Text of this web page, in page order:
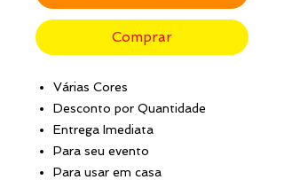
Comprar
Várias Cores
Desconto por Quantidade
Entrega Imediata
Para seu evento
Para usar em casa